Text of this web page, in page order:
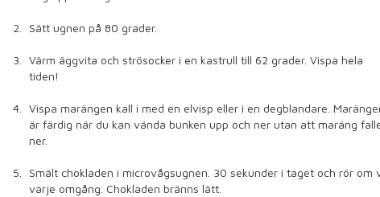
Sätt ugnen på 80 grader.
Värm äggvita och strösocker i en kastrull till 62 grader. Vispa hela
tiden!
Vispa marängen kall i med en elvisp eller i en degblandare.
är färdig när du kan vända bunken upp och ner utan att maräng
ner.
Smält chokladen i microvågsugnen. 30 sekunder i taget och rör om
varje omgång. Chokladen bränns lätt.